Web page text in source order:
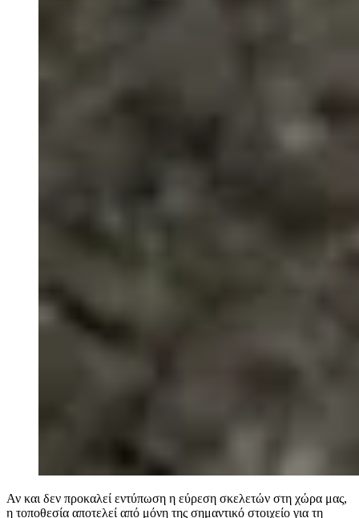
Αν και δεν προκαλεί εντύπωση η εύρεση σκελετών στη χώρα μας,
η τοποθεσία αποτελεί από μόνη της σημαντικό στοιχείο για τη